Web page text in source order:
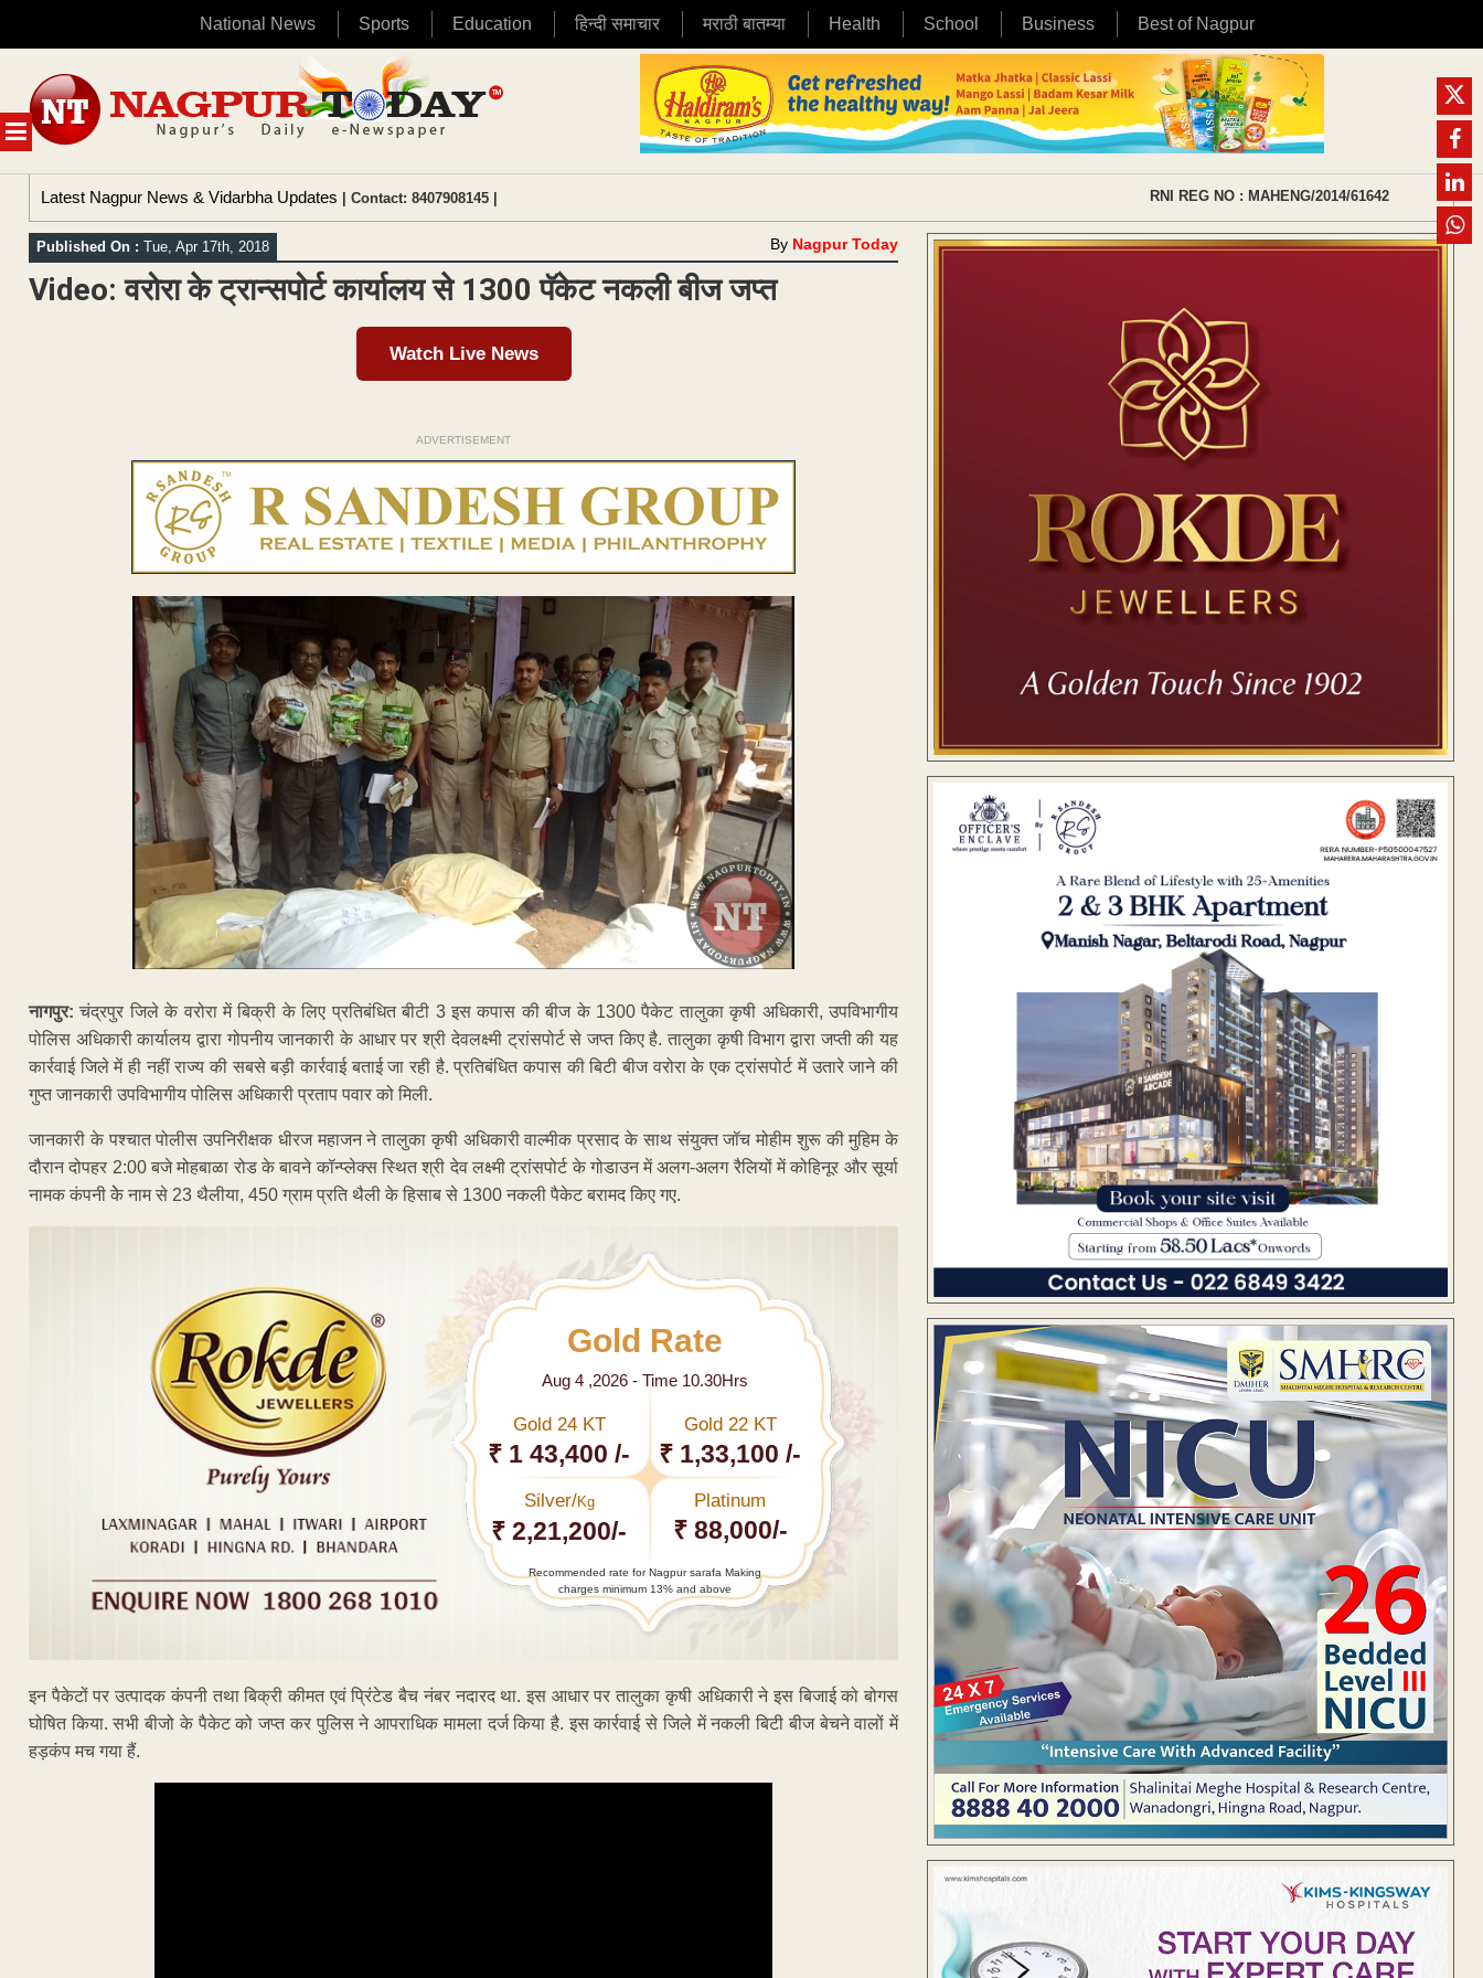
National News Sports Education हिन्दी समाचार मराठी बातम्या Health School Business Best of Nagpur
MENU
content
Latest Nagpur News & Vidarbha Updates | Contact: 8407908145 | RNI REG NO : MAHENG/2014/61642
Published On : Tue, Apr 17th, 2018 By Nagpur Today
Video: वरोरा के ट्रान्सपोर्ट कार्यालय से 1300 पॅकेट नकली बीज जप्त
Watch Live News
ADVERTISEMENT
नागपुर: चंद्रपुर जिले के वरोरा में बिक्री के लिए प्रतिबंधित बीटी 3 इस कपास की बीज के 1300 पैकेट तालुका कृषी अधिकारी, उपविभागीय
पोलिस अधिकारी कार्यालय द्वारा गोपनीय जानकारी के आधार पर श्री देवलक्ष्मी ट्रांसपोर्ट से जप्त किए है. तालुका कृषी विभाग द्वारा जप्ती की यह
कार्रवाई जिले में ही नहीं राज्य की सबसे बड़ी कार्रवाई बताई जा रही है. प्रतिबंधित कपास की बिटी बीज वरोरा के एक ट्रांसपोर्ट में उतारे जाने की
गुप्त जानकारी उपविभागीय पोलिस अधिकारी प्रताप पवार को मिली.
जानकारी के पश्चात पोलीस उपनिरीक्षक धीरज महाजन ने तालुका कृषी अधिकारी वाल्मीक प्रसाद के साथ संयुक्त जॉच मोहीम शुरू की मुहिम के
दौरान दोपहर 2:00 बजे मोहबाळा रोड के बावने कॉन्प्लेक्स स्थित श्री देव लक्ष्मी ट्रांसपोर्ट के गोडाउन में अलग-अलग रैलियों में कोहिनूर और सूर्या
नामक कंपनी केे नाम से 23 थैलीया, 450 ग्राम प्रति थैली के हिसाब से 1300 नकली पैकेट बरामद किए गए.
Gold Rate
Aug 4 ,2026 - Time 10.30Hrs
Gold 24 KT
₹ 1 43,400 /-
Gold 22 KT
₹ 1,33,100 /-
Silver/Kg
₹ 2,21,200/-
Platinum
₹ 88,000/-
Recommended rate for Nagpur sarafa Making
charges minimum 13% and above
इन पैकेटों पर उत्पादक कंपनी तथा बिक्री कीमत एवं प्रिंटेड बैच नंबर नदारद था. इस आधार पर तालुका कृषी अधिकारी ने इस बिजाई को बोगस
घोषित किया. सभी बीजो के पैकेट को जप्त कर पुलिस ने आपराधिक मामला दर्ज किया है. इस कार्रवाई से जिले में नकली बिटी बीज बेचने वालों में
हड़कंप मच गया हैं.